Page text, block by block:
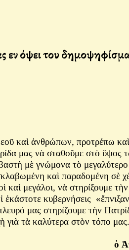
όψει του
καὶ ἀνθρώπων, προτρέπω
μας νὰ σταθοῦμε στὸ ὕψος
μὲ γνώμονα τὸ
καὶ παραδομένη σὲ
καὶ μεγάλοι, νὰ στηρίξουμε
κυβερνήσεις
μας στηρίζουμε τὴν
τὰ καλύτερα στὸν τόπο μας.
ὁ